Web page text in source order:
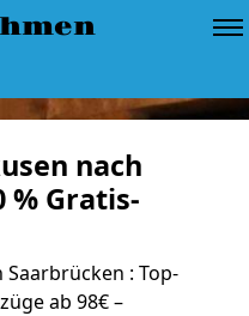
nach
% Gratis-
: Top-
ab 98€ –